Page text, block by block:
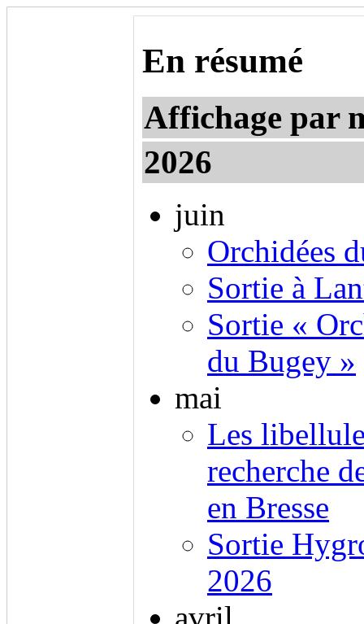
En résumé
Affichage par
2026
juin
Orchidées
Sortie à
Sortie «
du Bugey »
mai
Les
recherche
en Bresse
Sortie
2026
avril